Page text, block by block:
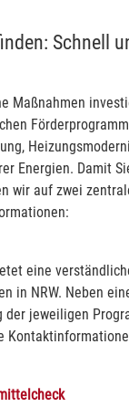
Schnell
Maßnahmen
Energien. Damit
wir auf zwei
eine
in NRW. Neben
der jeweiligen